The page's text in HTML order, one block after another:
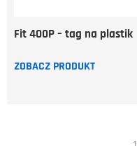
Fit 400P – tag na plastik
ZOBACZ PRODUKT